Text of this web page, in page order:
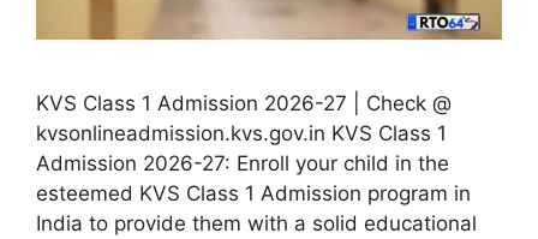
KVS Class 1 Admission 2026-27 | Check @
kvsonlineadmission.kvs.gov.in KVS Class 1
Admission 2026-27: Enroll your child in the
esteemed KVS Class 1 Admission program in
India to provide them with a solid educational